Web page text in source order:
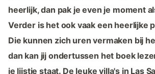
heerlijk, dan pak je even je moment
Verder is het ook vaak een heerlijke
Die kunnen zich uren vermaken bij
dan kan jij ondertussen het boek
je lijstje staat. De leuke villa's in Las